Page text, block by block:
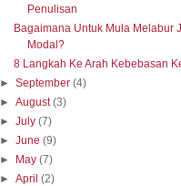
Penulisan
Bagaimana Untuk Mula Melabur
Modal?
8 Langkah Ke Arah Kebebasan
►September(4)
►August(3)
►July(7)
►June(9)
► May(7)
►April(2)